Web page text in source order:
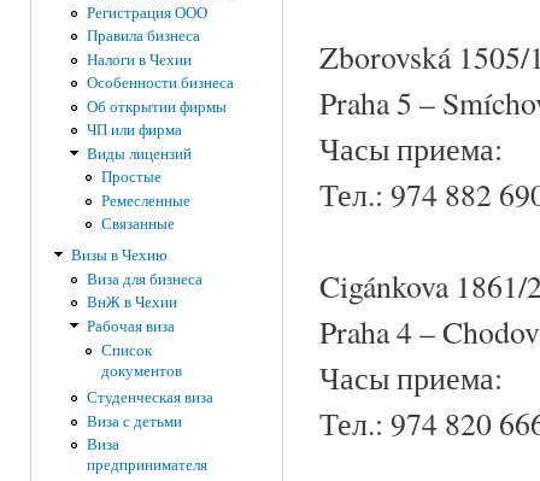
Регистрация ООО
Правила бизнеса
Налоги в Чехии
Особенности бизнеса
Об открытии фирмы
ЧП или фирма
Виды лицензий
Простые
Ремесленные
Связанные
Визы в Чехию
Виза для бизнеса
ВнЖ в Чехии
Рабочая виза
Список
документов
Студенческая виза
Виза с детьми
Виза
предпринимателя
Zborovská 1505/
Praha 5 –
Часы приема:
Тел.: 974 882
Cigánkova 1861/
Praha 4 – Chodov
Часы приема:
Тел.: 974 820